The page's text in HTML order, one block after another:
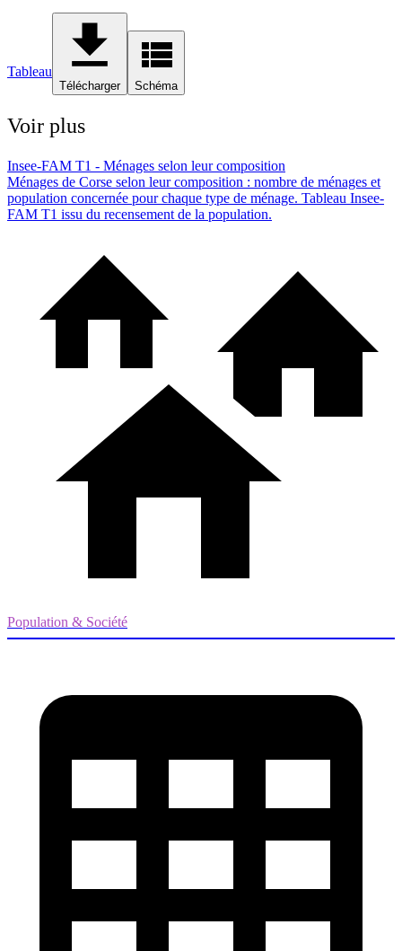
Tableau
Télécharger Schéma
Voir plus
Insee-FAM T1 - Ménages selon leur composition
Ménages de Corse selon leur composition : nombre de ménages et
population concernée pour chaque type de ménage. Tableau Insee-
FAM T1 issu du recensement de la population.
Population & Société